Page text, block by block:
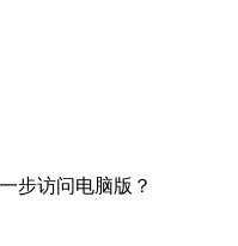
步访问电脑版？